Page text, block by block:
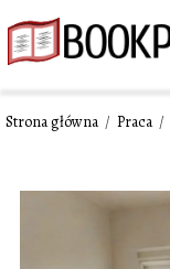
Strona główna / Praca /